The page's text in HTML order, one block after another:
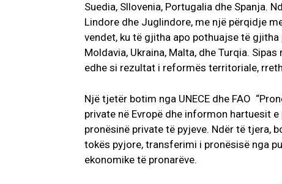
Suedia, Sllovenia, Portugalia dhe Spanja.
Lindore dhe Juglindore, me një përqidje
vendet, ku të gjitha apo pothuajse të
Moldavia, Ukraina, Malta, dhe Turqia.
edhe si rezultat i reformës territoriale,
Një tjetër botim nga UNECE dhe FAO
private në Evropë dhe informon hartuesit
pronësinë private të pyjeve. Ndër të tjera,
tokës pyjore, transferimi i pronësisë nga
ekonomike të pronarëve.